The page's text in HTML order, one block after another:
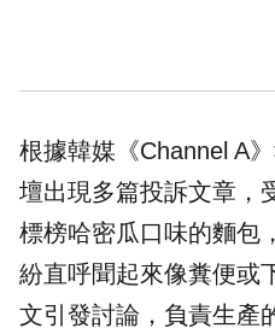
根據韓媒《Channel A
壇出現多篇投訴文章，
標榜哈密瓜口味的麵包
紛直呼聞起來像糞便或
文引發討論，負責生產